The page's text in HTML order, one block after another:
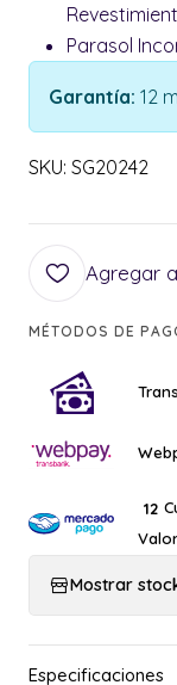
Parasol
Garantía: 12
SKU: SG20242
Agregar
MÉTODOS DE
12
Mostrar